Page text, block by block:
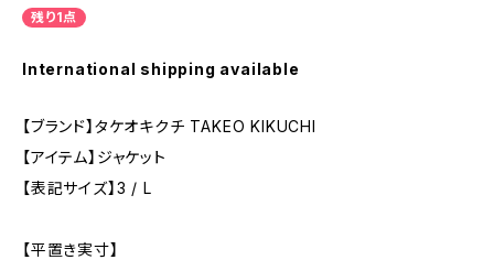
残り1点
International shipping available
【ブランド】タケオキクチ TAKEO KIKUCHI
【アイテム】ジャケット
【表記サイズ】3 / L
【平置き実寸】